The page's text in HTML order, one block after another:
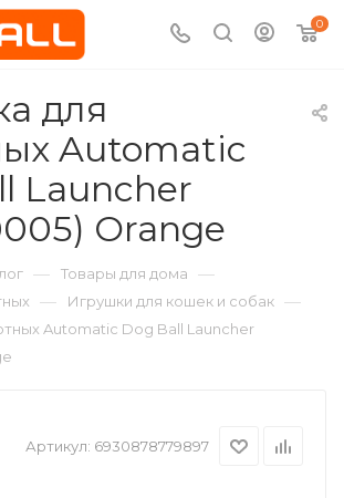
0
для
Automatic
Launcher
Orange
— Товары для дома —
— Игрушки для кошек и собак —
Automatic Dog Ball Launcher
Артикул: 6930878779897